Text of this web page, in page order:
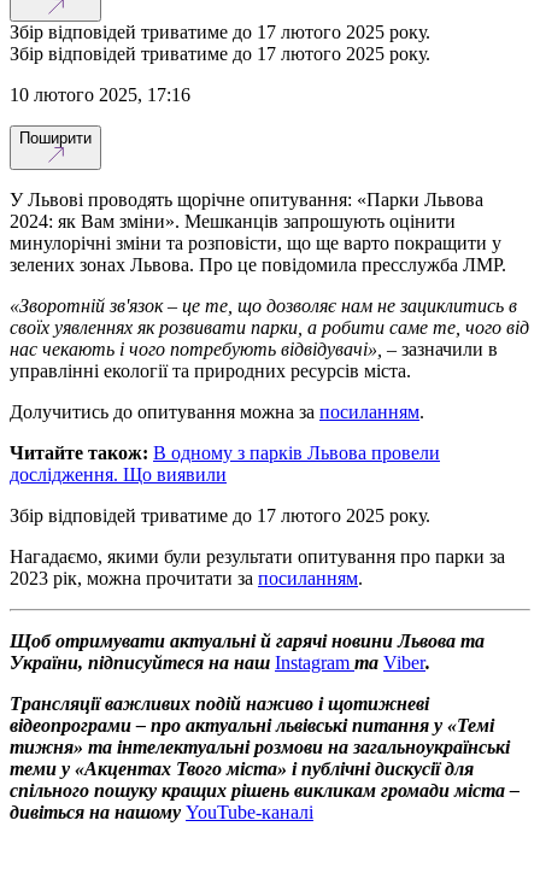
Збір відповідей триватиме до 17 лютого 2025 року.
Збір відповідей триватиме до 17 лютого 2025 року.
10 лютого 2025, 17:16
Поширити
У Львові проводять щорічне опитування: «Парки Львова
2024: як Вам зміни». Мешканців запрошують оцінити
минулорічні зміни та розповісти, що ще варто покращити у
зелених зонах Львова. Про це повідомила пресслужба ЛМР.
«Зворотній зв'язок – це те, що дозволяє нам не зациклитись в
своїх уявленнях як розвивати парки, а робити саме те, чого від
нас чекають і чого потребують відвідувачі», – зазначили в
управлінні екології та природних ресурсів міста.
Долучитись до опитування можна за посиланням.
Читайте також: В одному з парків Львова провели
дослідження. Що виявили
Збір відповідей триватиме до 17 лютого 2025 року.
Нагадаємо, якими були результати опитування про парки за
2023 рік, можна прочитати за посиланням.
Щоб отримувати актуальні й гарячі новини Львова та
України, підписуйтеся на наш Instagram та Viber.
Трансляції важливих подій наживо і щотижневі
відеопрограми – про актуальні львівські питання у «Темі
тижня» та інтелектуальні розмови на загальноукраїнські
теми у «Акцентах Твого міста» і публічні дискусії для
спільного пошуку кращих рішень викликам громади міста –
дивіться на нашому YouTube-каналі